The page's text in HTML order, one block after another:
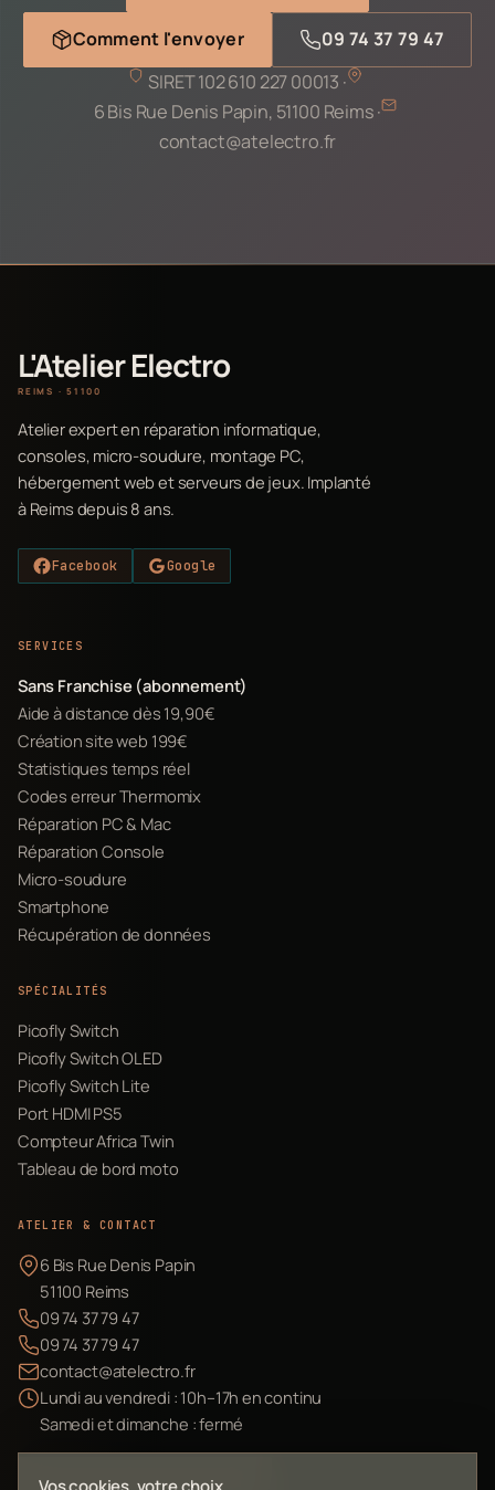
Comment l'envoyer
09 74 37 79 47
SIRET 102 610 227 00013 ·
6 Bis Rue Denis Papin, 51100 Reims ·
contact@atelectro.fr
L'Atelier Electro
REIMS · 51100
Atelier expert en réparation informatique,
consoles, micro-soudure, montage PC,
hébergement web et serveurs de jeux. Implanté
à Reims depuis 8 ans.
Facebook Google
SERVICES
Sans Franchise (abonnement)
Aide à distance dès 19,90€
Création site web 199€
Statistiques temps réel
Codes erreur Thermomix
Réparation PC & Mac
Réparation Console
Micro-soudure
Smartphone
Récupération de données
SPÉCIALITÉS
Picofly Switch
Picofly Switch OLED
Picofly Switch Lite
Port HDMI PS5
Compteur Africa Twin
Tableau de bord moto
ATELIER & CONTACT
6 Bis Rue Denis Papin
51100 Reims
09 74 37 79 47
09 74 37 79 47
contact@atelectro.fr
Lundi au vendredi : 10h–17h en continu
Samedi et dimanche : fermé
Envoyer mon matériel